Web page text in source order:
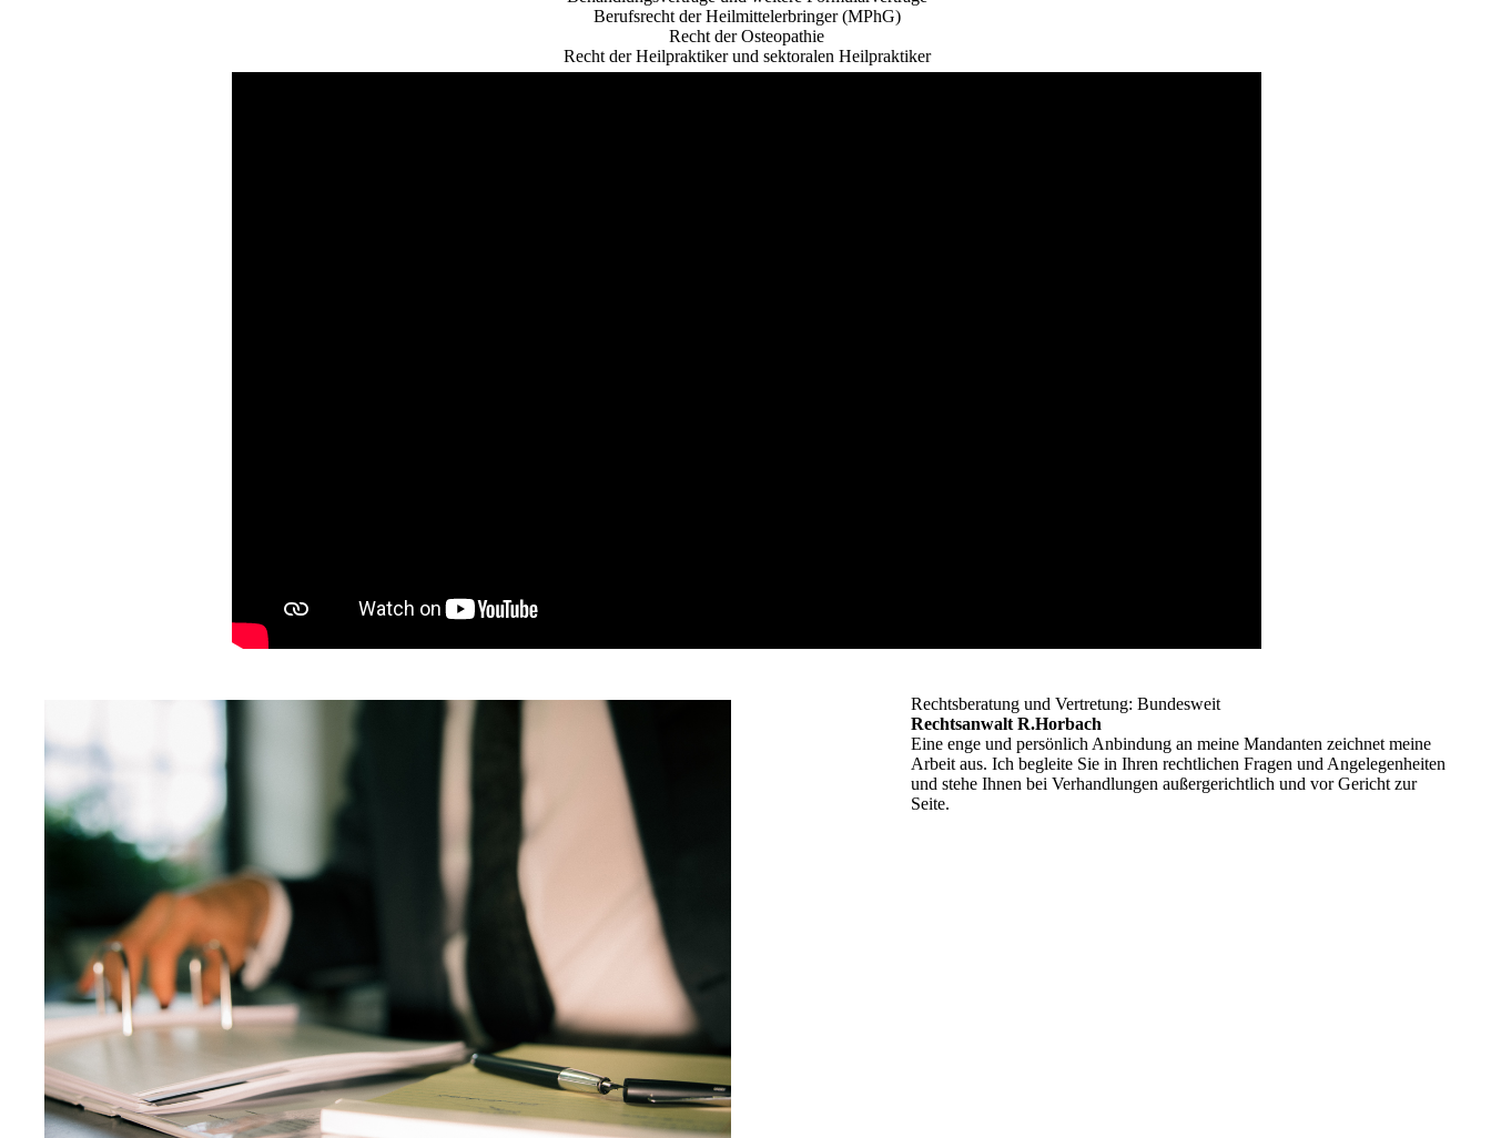
Berufsrecht der Heilmittelerbringer (MPhG)
Recht der Osteopathie
Recht der Heilpraktiker und sektoralen Heilpraktiker
Rechtsberatung und Vertretung: Bundesweit
Rechtsanwalt R.Horbach
Eine enge und persönlich Anbindung an meine Mandanten zeichnet meine
Arbeit aus. Ich begleite Sie in Ihren rechtlichen Fragen und Angelegenheiten
und stehe Ihnen bei Verhandlungen außergerichtlich und vor Gericht zur
Seite.